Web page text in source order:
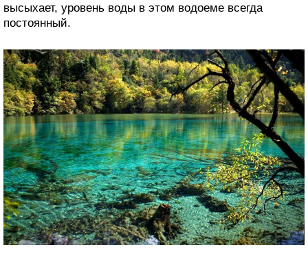
высыхает, уровень воды в этом водоеме всегда
постоянный.